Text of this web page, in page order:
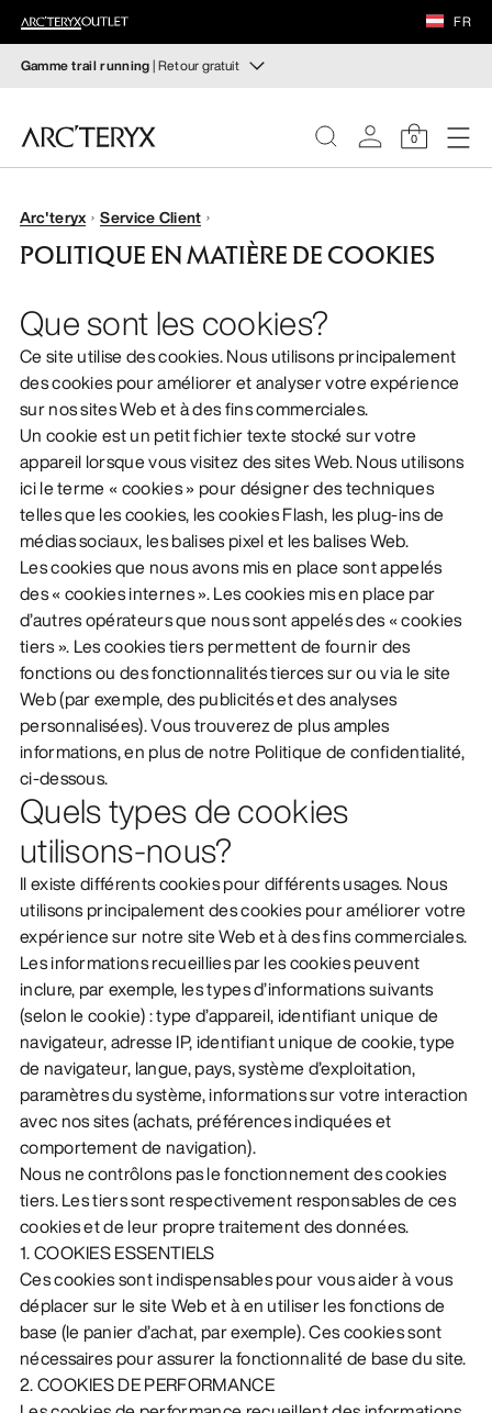
FR
Gamme trail running| Retour gratuit
Composez votre tenue de trail running
Vous avez changé d’avis ? Retournez les articles
gratuit.
0
FEMME
CHAUSSURES
ÉQUIPEMENT
VEILANCE
DÉCOUVRIR
ÉQUIPEMENT
VEILANCE
Arc'teryx Service Client
POLITIQUE EN MATIÈRE DE COOKIES
Que sont les cookies?
Ce site utilise des cookies. Nous utilisons principalement
des cookies pour améliorer et analyser votre expérience
sur nos sites Web et à des fins commerciales.
Un cookie est un petit fichier texte stocké sur votre
appareil lorsque vous visitez des sites Web. Nous utilisons
ici le terme « cookies » pour désigner des techniques
telles que les cookies, les cookies Flash, les plug-ins de
médias sociaux, les balises pixel et les balises Web.
Les cookies que nous avons mis en place sont appelés
des « cookies internes ». Les cookies mis en place par
d’autres opérateurs que nous sont appelés des « cookies
tiers ». Les cookies tiers permettent de fournir des
fonctions ou des fonctionnalités tierces sur ou via le site
Web (par exemple, des publicités et des analyses
personnalisées). Vous trouverez de plus amples
informations, en plus de notre Politique de confidentialité,
ci-dessous.
Quels types de cookies
utilisons-nous?
Il existe différents cookies pour différents usages. Nous
utilisons principalement des cookies pour améliorer votre
expérience sur notre site Web et à des fins commerciales.
Les informations recueillies par les cookies peuvent
inclure, par exemple, les types d’informations suivants
(selon le cookie) : type d’appareil, identifiant unique de
navigateur, adresse IP, identifiant unique de cookie, type
de navigateur, langue, pays, système d’exploitation,
paramètres du système, informations sur votre interaction
avec nos sites (achats, préférences indiquées et
comportement de navigation).
Nous ne contrôlons pas le fonctionnement des cookies
tiers. Les tiers sont respectivement responsables de ces
cookies et de leur propre traitement des données.
1. COOKIES ESSENTIELS
Ces cookies sont indispensables pour vous aider à vous
déplacer sur le site Web et à en utiliser les fonctions de
base (le panier d’achat, par exemple). Ces cookies sont
nécessaires pour assurer la fonctionnalité de base du site.
2. COOKIES DE PERFORMANCE